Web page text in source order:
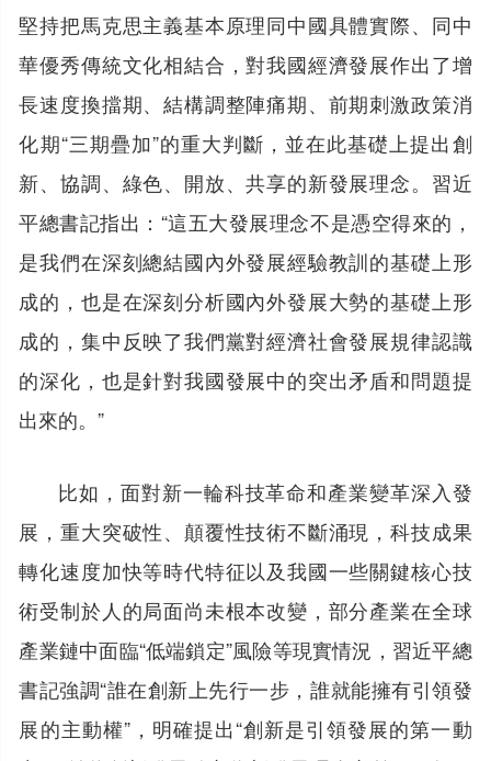
堅持把馬克思主義基本原理同中國具體實際、同中
華優秀傳統文化相結合，對我國經濟發展作出了增
長速度換擋期、結構調整陣痛期、前期刺激政策消
化期“三期疊加”的重大判斷，並在此基礎上提出創
新、協調、綠色、開放、共享的新發展理念。習近
平總書記指出：“這五大發展理念不是憑空得來的，
是我們在深刻總結國內外發展經驗教訓的基礎上形
成的，也是在深刻分析國內外發展大勢的基礎上形
成的，集中反映了我們黨對經濟社會發展規律認識
的深化，也是針對我國發展中的突出矛盾和問題提
出來的。”
比如，面對新一輪科技革命和產業變革深入發
展，重大突破性、顛覆性技術不斷涌現，科技成果
轉化速度加快等時代特征以及我國一些關鍵核心技
術受制於人的局面尚未根本改變，部分產業在全球
產業鏈中面臨“低端鎖定”風險等現實情況，習近平總
書記強調“誰在創新上先行一步，誰就能擁有引領發
展的主動權”，明確提出“創新是引領發展的第一動